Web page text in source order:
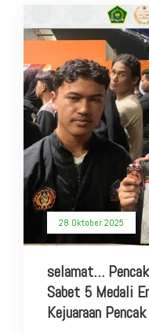
28 Oktober 2025
selamat…
Sabet 5 Medali
Kejuaraan